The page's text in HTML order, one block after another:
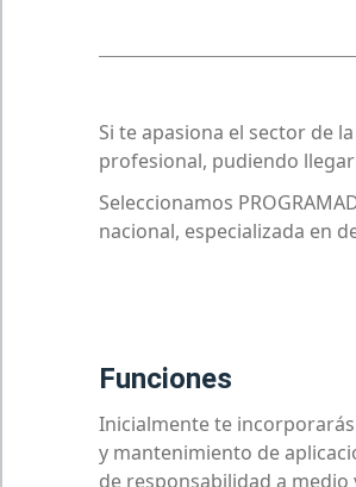
Si te apasiona el sector de
profesional, pudiendo
Seleccionamos
nacional, especializada en
funciones
Inicialmente te
y mantenimiento de
de responsabilidad a medio